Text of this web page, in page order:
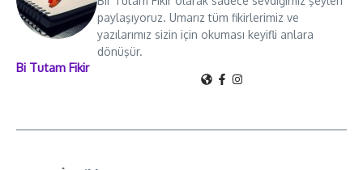
Bi Tutam Fikir
paylaşıyoruz. Umarız tüm fikirlerimiz ve
yazılarımız sizin için okuması keyifli anlara
dönüşür.